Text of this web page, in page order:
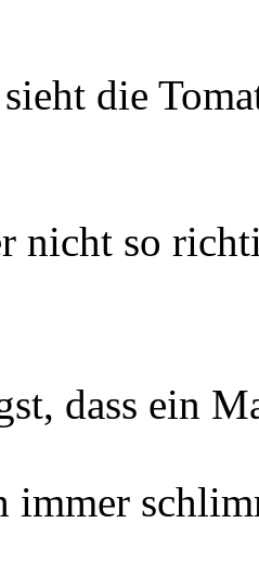
die
nicht so
dass ein
immer